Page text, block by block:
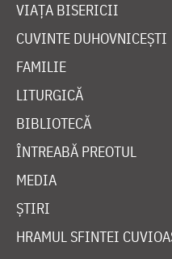
VIAȚA BISERICII
CUVINTE DUHOVNICEȘTI
FAMILIE
LITURGICĂ
BIBLIOTECĂ
ÎNTREABĂ PREOTUL
MEDIA
ȘTIRI
HRAMUL SFINTEI